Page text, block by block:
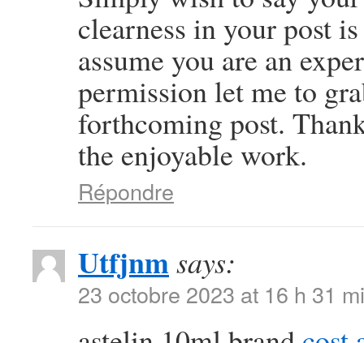
clearness in your post
assume you are an
permission let me to
forthcoming post.
the enjoyable work.
Répondre
Utfjnmsays:
23 octobre 2023 at 16 h 31